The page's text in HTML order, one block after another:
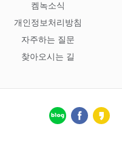
켐녹소식
개인정보처리방침
자주하는 질문
찾아오시는 길